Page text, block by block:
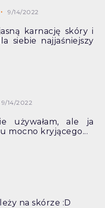
9/14/2022
karnację skóry i
siebie najjaśniejszy
9/14/2022
używałam, ale ja
mocno kryjącego...
na skórze :D